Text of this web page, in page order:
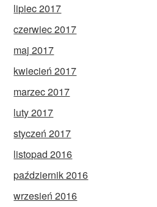
lipiec 2017
czerwiec 2017
maj 2017
kwiecień 2017
marzec 2017
luty 2017
styczeń 2017
listopad 2016
październik 2016
wrzesień 2016